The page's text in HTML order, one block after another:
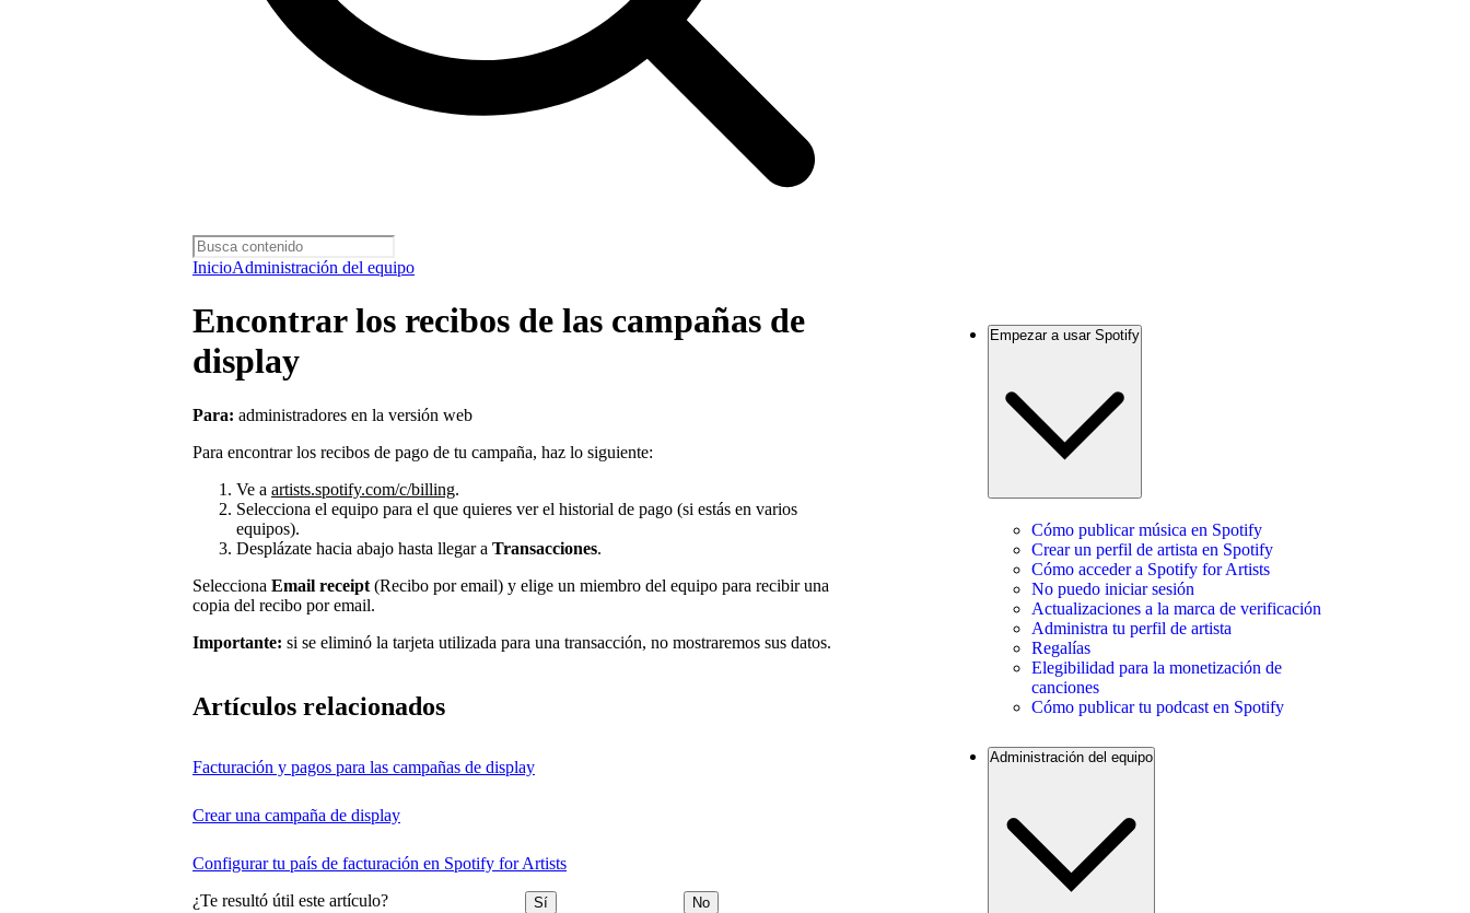
InicioAdministración del equipo
Encontrar los recibos de las campañas de
display
Para: administradores en la versión web
Para encontrar los recibos de pago de tu campaña, haz lo siguiente:
Ve a artists.spotify.com/c/billing.
Selecciona el equipo para el que quieres ver el historial de pago (si estás en varios
equipos).
Desplázate hacia abajo hasta llegar a Transacciones.
Selecciona Email receipt (Recibo por email) y elige un miembro del equipo para recibir una
copia del recibo por email.
Importante: si se eliminó la tarjeta utilizada para una transacción, no mostraremos sus datos.
Artículos relacionados
Facturación y pagos para las campañas de display
Crear una campaña de display
Configurar tu país de facturación en Spotify for Artists
¿Te resultó útil este artículo? Sí No
Empezar a usar Spotify
Cómo publicar música en Spotify
Crear un perfil de artista en Spotify
Cómo acceder a Spotify for Artists
No puedo iniciar sesión
Actualizaciones a la marca de verificación
Administra tu perfil de artista
Regalías
Elegibilidad para la monetización de
canciones
Cómo publicar tu podcast en Spotify
Administración del equipo